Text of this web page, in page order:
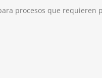
procesos que requieren